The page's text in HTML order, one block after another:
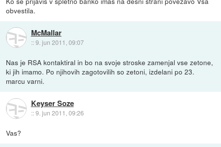
obvestila.
McMallar
::9. jun 2011, 09:07
Nas je RSA kontaktiral in bo na svoje stroske zamenjal vse zetone,
ki jih imamo. Po njihovih zagotovilih so zetoni, izdelani po 23.
marcu varni.
Keyser Soze
::9. jun 2011, 09:26
Vas?